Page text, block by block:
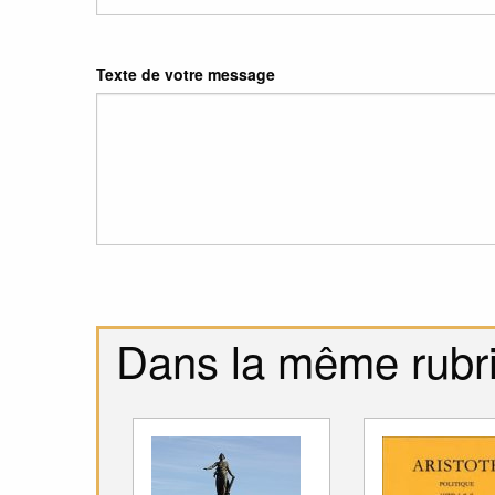
Texte de votre message
Dans la même